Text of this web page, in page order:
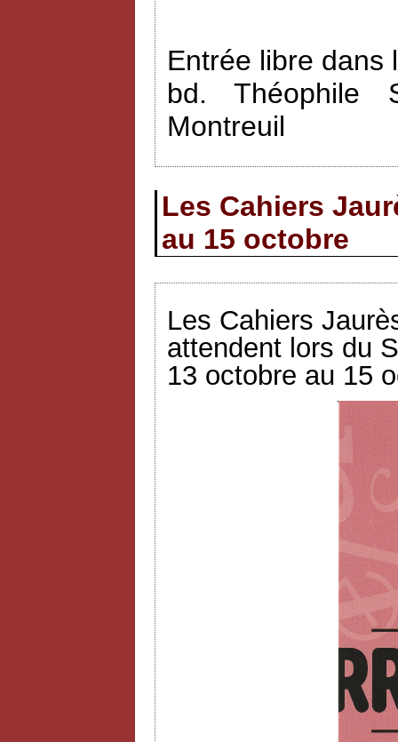
Entrée libre dans
bd. Théophile
Montreuil
Les Cahiers
au 15 octobre
Les Cahiers
attendent lors du
13 octobre au 15